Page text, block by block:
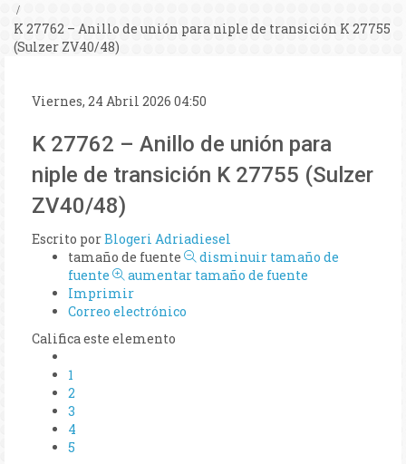
K 27762 – Anillo de unión para niple de transición K 27755
(Sulzer ZV40/48)
Viernes, 24 Abril 2026 04:50
K 27762 – Anillo de unión para
niple de transición K 27755 (Sulzer
ZV40/48)
Escrito porBlogeri Adriadiesel
tamaño de fuente
disminuir tamaño de
fuente
aumentar tamaño de fuente
Imprimir
Correo electrónico
Califica este elemento
1
2
3
4
5